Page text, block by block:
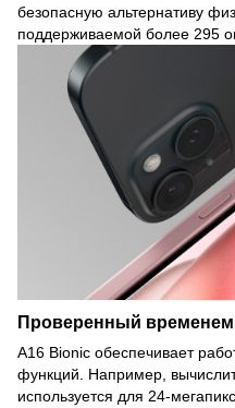
безопасную альтернативу
поддерживаемой более 295
Проверенный
A16 Bionic обеспечивает
функций. Например,
используется для 24-